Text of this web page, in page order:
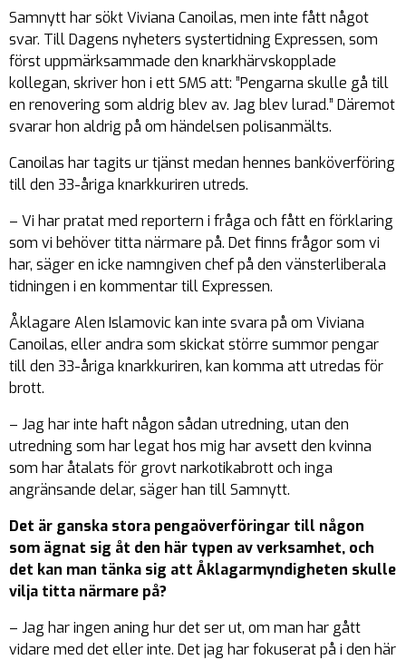
Samnytt har sökt Viviana Canoilas, men inte fått något
svar. Till Dagens nyheters systertidning Expressen, som
först uppmärksammade den knarkhärvskopplade
kollegan, skriver hon i ett SMS att: ”Pengarna skulle gå till
en renovering som aldrig blev av. Jag blev lurad.” Däremot
svarar hon aldrig på om händelsen polisanmälts.
Canoilas har tagits ur tjänst medan hennes banköverföring
till den 33-åriga knarkkuriren utreds.
– Vi har pratat med reportern i fråga och fått en förklaring
som vi behöver titta närmare på. Det finns frågor som vi
har, säger en icke namngiven chef på den vänsterliberala
tidningen i en kommentar till Expressen.
Åklagare Alen Islamovic kan inte svara på om Viviana
Canoilas, eller andra som skickat större summor pengar
till den 33-åriga knarkkuriren, kan komma att utredas för
brott.
– Jag har inte haft någon sådan utredning, utan den
utredning som har legat hos mig har avsett den kvinna
som har åtalats för grovt narkotikabrott och inga
angränsande delar, säger han till Samnytt.
Det är ganska stora pengaöverföringar till någon
som ägnat sig åt den här typen av verksamhet, och
det kan man tänka sig att Åklagarmyndigheten skulle
vilja titta närmare på?
– Jag har ingen aning hur det ser ut, om man har gått
vidare med det eller inte. Det jag har fokuserat på i den här